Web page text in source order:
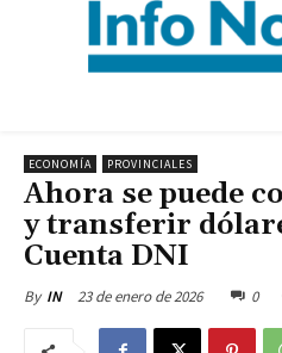
ECONOMÍA PROVINCIALES
Ahora se puede
y transferir
Cuenta DNI
By IN 23 de enero de 2026 0